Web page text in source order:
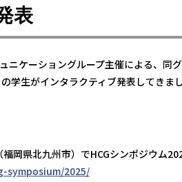
表
ニケーショングループ主催による、同
学生がインタラクティブ発表してきま
岡県北九州市）でHCGシンポジウム
2025/